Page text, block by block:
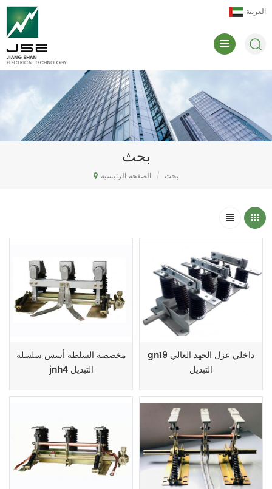
العربية
بحث
الصفحة الرئيسية / بحث
مخصصة السلطة أسس سلسلة
jnh4 التبديل
gn19 داخلي عزل الجهد العالي
التبديل